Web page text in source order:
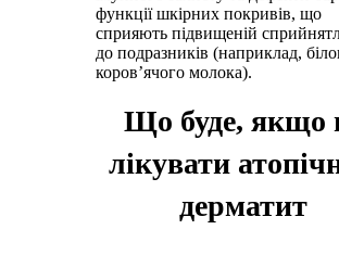
функції шкірних покривів, що
сприяють підвищеній
до подразників (наприклад,
коров’ячого молока).
Що буде, якщо
лікувати
дерматит